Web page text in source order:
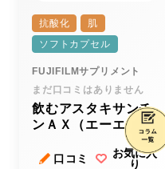
抗酸化
肌
ソフトカプセル
FUJIFILMサプリメント
まだ口コミはありません
飲むアスタキサンチ
ンＡＸ（エーエック
口コミ
お気に入
り